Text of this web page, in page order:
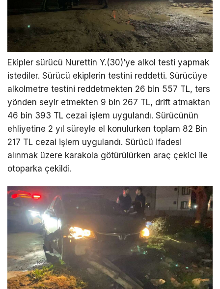
Ekipler sürücü Nurettin Y.(30)’ye alkol testi yapmak
istediler. Sürücü ekiplerin testini reddetti. Sürücüye
alkolmetre testini reddetmekten 26 bin 557 TL, ters
yönden seyir etmekten 9 bin 267 TL, drift atmaktan
46 bin 393 TL cezai işlem uygulandı. Sürücünün
ehliyetine 2 yıl süreyle el konulurken toplam 82 Bin
217 TL cezai işlem uygulandı. Sürücü ifadesi
alınmak üzere karakola götürülürken araç çekici ile
otoparka çekildi.